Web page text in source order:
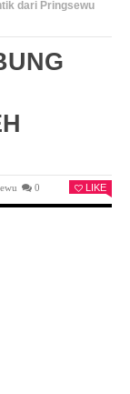
dari Pringsewu
0 LIKE